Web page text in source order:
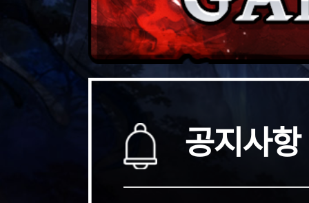
공지사항